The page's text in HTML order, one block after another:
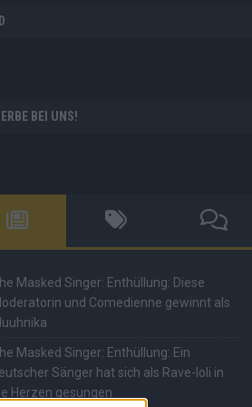
BEI UNS!
Masked Singer: Enthüllung: Diese
und Comedienne gewinnt als
Masked Singer: Enthüllung: Ein
Sänger hat sich als Rave-Ioli in
Herzen gesungen